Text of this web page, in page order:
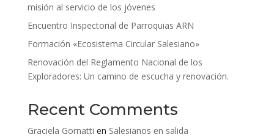
misión al servicio de los jóvenes
Encuentro Inspectorial de Parroquias ARN
Formación «Ecosistema Circular Salesiano»
Renovación del Reglamento Nacional de los
Exploradores: Un camino de escucha y renovación.
Recent Comments
Graciela Gornatti en Salesianos en salida